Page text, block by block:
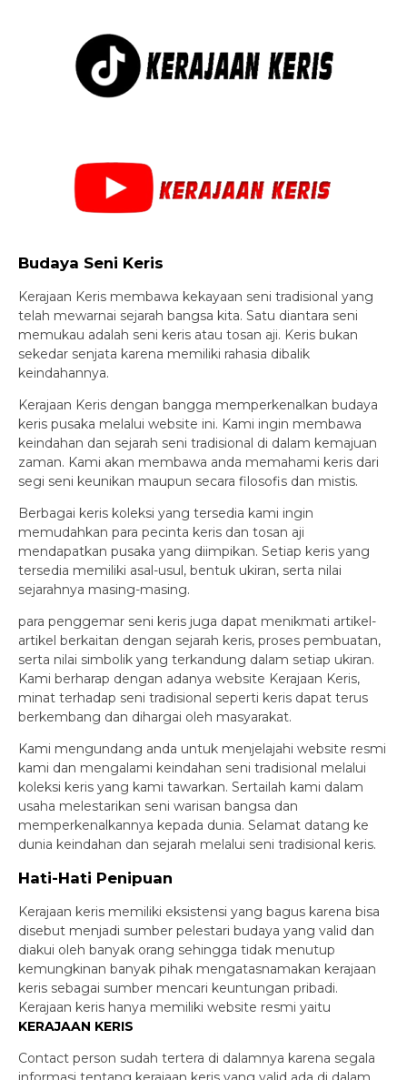
Budaya Seni Keris
Kerajaan Keris membawa kekayaan seni tradisional yang
telah mewarnai sejarah bangsa kita. Satu diantara seni
memukau adalah seni keris atau tosan aji. Keris bukan
sekedar senjata karena memiliki rahasia dibalik
keindahannya.
Kerajaan Keris dengan bangga memperkenalkan budaya
keris pusaka melalui website ini. Kami ingin membawa
keindahan dan sejarah seni tradisional di dalam kemajuan
zaman. Kami akan membawa anda memahami keris dari
segi seni keunikan maupun secara filosofis dan mistis.
Berbagai keris koleksi yang tersedia kami ingin
memudahkan para pecinta keris dan tosan aji
mendapatkan pusaka yang diimpikan. Setiap keris yang
tersedia memiliki asal-usul, bentuk ukiran, serta nilai
sejarahnya masing-masing.
para penggemar seni keris juga dapat menikmati artikel-
artikel berkaitan dengan sejarah keris, proses pembuatan,
serta nilai simbolik yang terkandung dalam setiap ukiran.
Kami berharap dengan adanya website Kerajaan Keris,
minat terhadap seni tradisional seperti keris dapat terus
berkembang dan dihargai oleh masyarakat.
Kami mengundang anda untuk menjelajahi website resmi
kami dan mengalami keindahan seni tradisional melalui
koleksi keris yang kami tawarkan. Sertailah kami dalam
usaha melestarikan seni warisan bangsa dan
memperkenalkannya kepada dunia. Selamat datang ke
dunia keindahan dan sejarah melalui seni tradisional keris.
Hati-Hati Penipuan
Kerajaan keris memiliki eksistensi yang bagus karena bisa
disebut menjadi sumber pelestari budaya yang valid dan
diakui oleh banyak orang sehingga tidak menutup
kemungkinan banyak pihak mengatasnamakan kerajaan
keris sebagai sumber mencari keuntungan pribadi.
Kerajaan keris hanya memiliki website resmi yaitu
KERAJAAN KERIS
Contact person sudah tertera di dalamnya karena segala